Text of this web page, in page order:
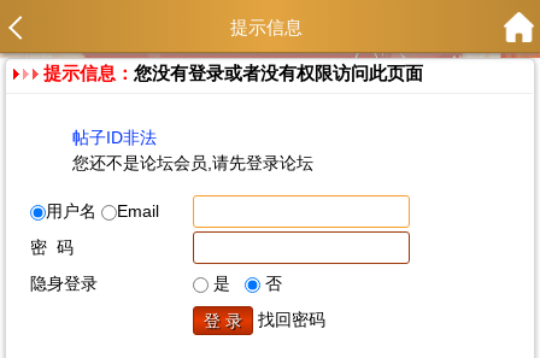
提示信息
提示信息：您没有登录或者没有权限访问此页面
帖子ID非法
您还不是论坛会员,请先登录论坛
用户名
Email
密 码
隐身登录
是
否
找回密码